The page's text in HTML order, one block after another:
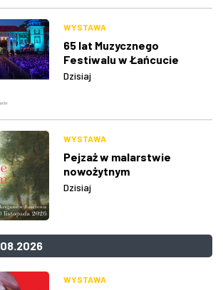
WYSTAWA
65 lat Muzycznego
Festiwalu w Łańcucie
Dzisiaj
WYSTAWA
Pejzaż w malarstwie
nowożytnym
Dzisiaj
WYSTAWA